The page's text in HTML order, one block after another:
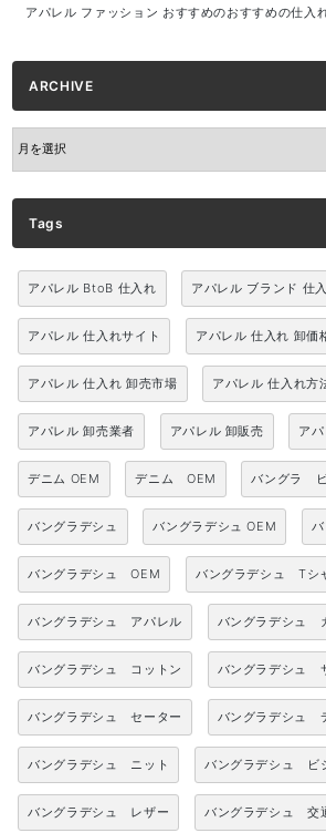
アパレル ファッション おすすめのおすすめの仕入
ARCHIVE
ARCHIVE
Tags
アパレル BtoB 仕入れ アパレル ブランド 仕
アパレル 仕入れサイト アパレル 仕入れ 卸価
アパレル 仕入れ 卸売市場 アパレル 仕入れ方
アパレル 卸売業者 アパレル 卸販売 ア
デニム OEM デニム OEM バングラ
バングラデシュ バングラデシュ OEM
バングラデシュ OEM バングラデシュ Tシ
バングラデシュ アパレル バングラデシュ
バングラデシュ コットン バングラデシュ
バングラデシュ セーター バングラデシュ
バングラデシュ ニット バングラデシュ ビ
バングラデシュ レザー バングラデシュ 交